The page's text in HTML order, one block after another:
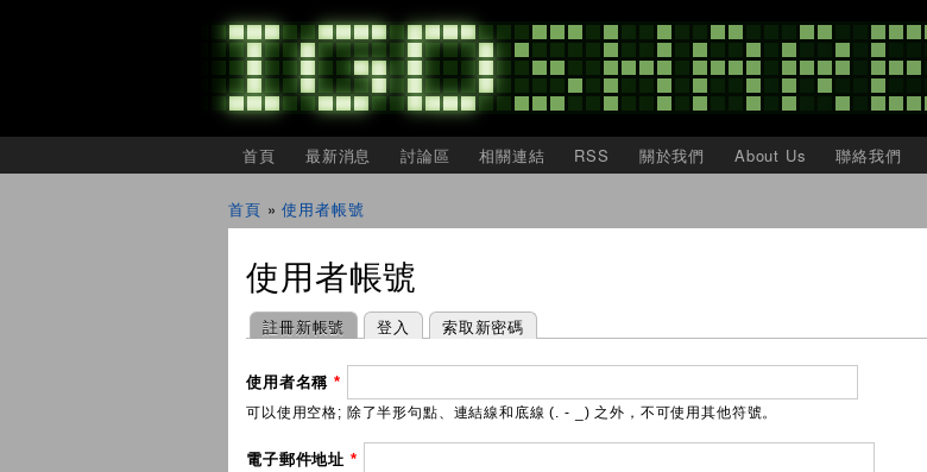
至
主
容
IGDSHARE
首頁 最新消息 討論區 相關連結 RSS 關於我們 About Us 聯絡我們
首頁 »使用者帳號
使用者帳號
主要索引標籤
註冊新帳號
(作用中頁籤) 登入 索取新密碼
使用者名稱*
可以使用空格; 除了半形句點、連結線和底線 (. - _) 之外，不可使用其他符號。
電子郵件地址 *